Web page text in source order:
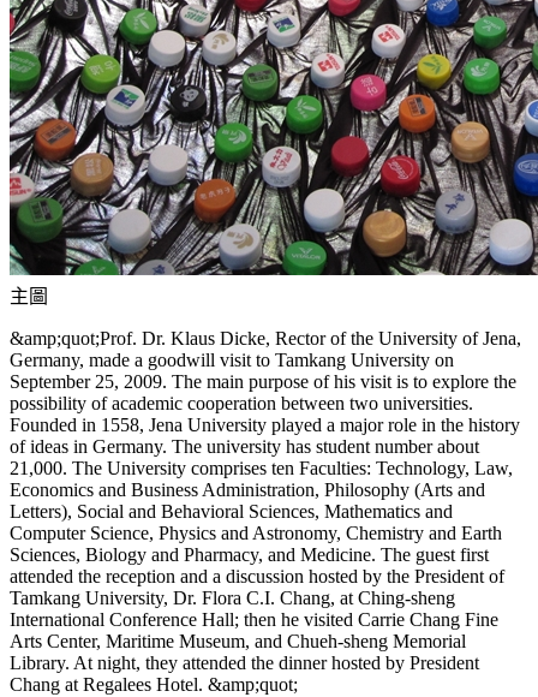
主圖
&amp;quot;Prof. Dr. Klaus Dicke, Rector of the University of Jena,
Germany, made a goodwill visit to Tamkang University on
September 25, 2009. The main purpose of his visit is to explore the
possibility of academic cooperation between two universities.
Founded in 1558, Jena University played a major role in the history
of ideas in Germany. The university has student number about
21,000. The University comprises ten Faculties: Technology, Law,
Economics and Business Administration, Philosophy (Arts and
Letters), Social and Behavioral Sciences, Mathematics and
Computer Science, Physics and Astronomy, Chemistry and Earth
Sciences, Biology and Pharmacy, and Medicine. The guest first
attended the reception and a discussion hosted by the President of
Tamkang University, Dr. Flora C.I. Chang, at Ching-sheng
International Conference Hall; then he visited Carrie Chang Fine
Arts Center, Maritime Museum, and Chueh-sheng Memorial
Library. At night, they attended the dinner hosted by President
Chang at Regalees Hotel. &amp;quot;